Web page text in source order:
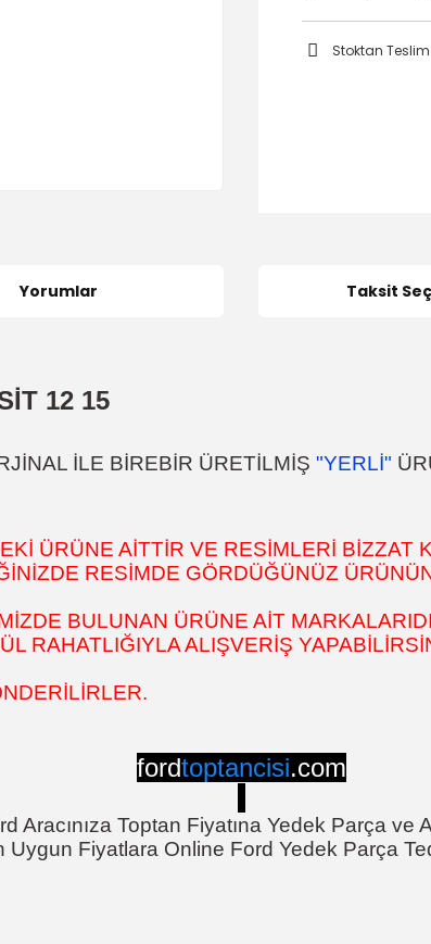
Stoktan Teslim
Yorumlar Taksit
12 15
İLE BİREBİR ÜRETİLMİŞ "YERLİ"
ÜRÜNE AİTTİR VE RESİMLERİ BİZZAT
RESİMDE GÖRDÜĞÜNÜZ
BULUNAN ÜRÜNE AİT
RAHATLIĞIYLA ALIŞVERİŞ
fordtoptancisi.com
Aracınıza Toptan Fiyatına Yedek Parça ve
Uygun Fiyatlara Online Ford Yedek Parça